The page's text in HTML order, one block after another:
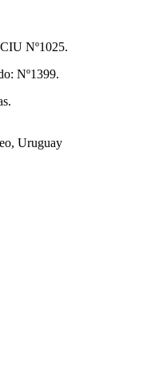
Nº1025.
Nº1399.
Uruguay